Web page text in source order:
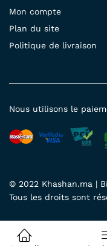
Mon compte
Plan du site
Politique de livraison
© 2022 Khashan.ma |
Tous les droits sont
Nous utilisons le